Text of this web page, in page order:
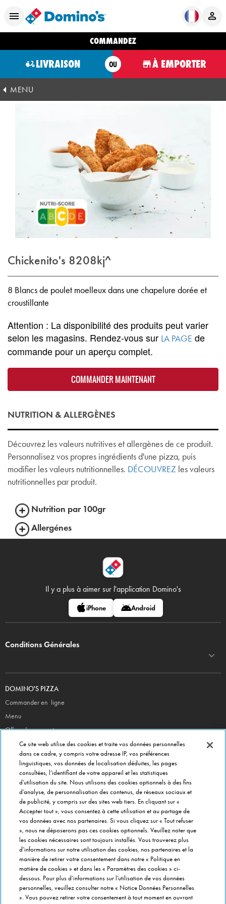
COMMANDEZ
LIVRAISON OU À EMPORTER
MENU
Chickenito's 8208kj^
8 Blancs de poulet moelleux dans une chapelure dorée et
croustillante
Attention : La disponibilité des produits peut varier
selon les magasins. Rendez-vous sur LA PAGE de
commande pour un aperçu complet.
COMMANDER MAINTENANT
NUTRITION & ALLERGÈNES
Découvrez les valeurs nutritives et allergènes de ce produit.
Personnalisez vos propres ingrédients d'une pizza, puis
modifier les valeurs nutritionnelles. DÉCOUVREZ les valeurs
nutritionnelles par produit.
Nutrition par 100gr
Allergénes
Il y a plus à aimer sur l'application Domino's
iPhone Android
Conditions Générales
DOMINO'S PIZZA
Commander en ligne
Menu
Offres du moment
Newsletter
CONTACT
Siège Social
Info magasins
Formulaire de Contact
Gérer vos préférences
INFO FRANCHISÉ
Franchise Domino's
Critères de Sélection
Questions Fréquentes
A PROPOS DE DOMINO'S
Ce site web utilise des cookies et traite vos données personnelles
dans ce cadre, y compris votre adresse IP, vos préférences
linguistiques, vos données de localisation déduites, les pages
consultées, l’identifiant de votre appareil et les statistiques
d’utilisation du site. Nous utilisons des cookies optionnels à des fins
d’analyse, de personnalisation des contenus, de réseaux sociaux et
de publicité, y compris sur des sites web tiers. En cliquant sur «
Accepter tout », vous consentez à cette utilisation et au partage de
vos données avec nos partenaires. Si vous cliquez sur « Tout refuser
», nous ne déposerons pas ces cookies optionnels. Veuillez noter que
les cookies nécessaires sont toujours installés. Vous trouverez plus
d’informations sur notre utilisation des cookies, nos partenaires et la
manière de retirer votre consentement dans notre « Politique en
matière de cookies » et dans les « Paramètres des cookies » ci-
dessous. Pour plus d’informations sur l’utilisation de vos données
personnelles, veuillez consulter notre « Notice Données Personnelles
». Vous pouvez retirer votre consentement à tout moment en ouvrant